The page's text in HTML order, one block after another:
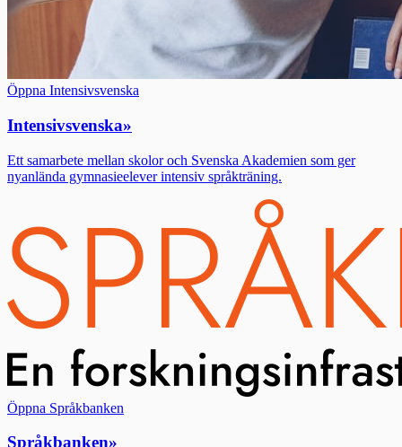
Öppna Intensivsvenska
Intensivsvenska»
Ett samarbete mellan skolor och Svenska Akademien som ger
nyanlända gymnasieelever intensiv språkträning.
Öppna Språkbanken
Språkbanken»